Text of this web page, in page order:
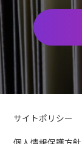
サイトポリシー